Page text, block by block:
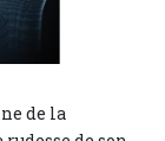
de la